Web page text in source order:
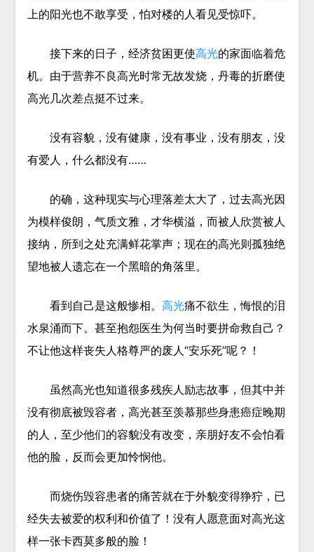
上的阳光也不敢享受，怕对楼的人看见受惊吓。
接下来的日子，经济贫困更使高光的家面临着危
机。由于营养不良高光时常无故发烧，丹毒的折磨使
高光几次差点挺不过来。
没有容貌，没有健康，没有事业，没有朋友，没
有爱人，什么都没有……
的确，这种现实与心理落差太大了，过去高光因
为模样俊朗，气质文雅，才华横溢，而被人欣赏被人
接纳，所到之处充满鲜花掌声；现在的高光则孤独绝
望地被人遗忘在一个黑暗的角落里。
看到自己是这般惨相。 高光痛不欲生，悔恨的泪
水泉涌而下。甚至抱怨医生为何当时要拼命救自己？
不让他这样丧失人格尊严的废人“安乐死”呢？！
虽然高光也知道很多残疾人励志故事，但其中并
没有彻底被毁容者，高光甚至羡慕那些身患癌症晚期
的人，至少他们的容貌没有改变，亲朋好友不会怕看
他的脸，反而会更加怜悯他。
而烧伤毁容患者的痛苦就在于外貌变得狰狞，已
经失去被爱的权利和价值了！没有人愿意面对高光这
样一张卡西莫多般的脸！